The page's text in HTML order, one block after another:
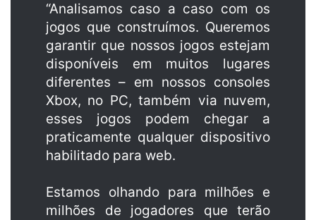
“Analisamos caso a caso com os
jogos que construímos. Queremos
garantir que nossos jogos estejam
disponíveis em muitos lugares
diferentes – em nossos consoles
Xbox, no PC, também via nuvem,
esses jogos podem chegar a
praticamente qualquer dispositivo
habilitado para web.
Estamos olhando para milhões e
milhões de jogadores que terão